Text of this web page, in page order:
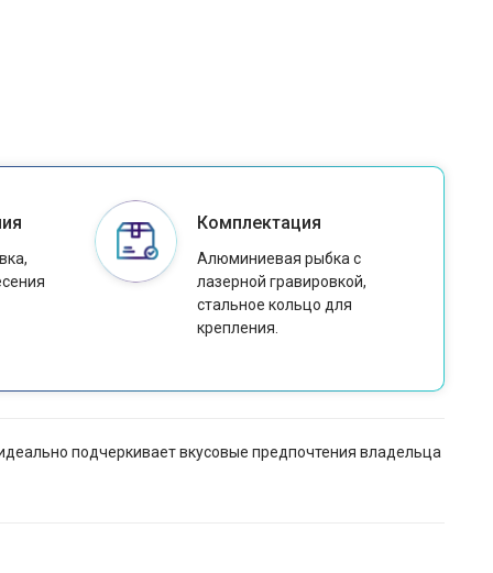
Комплектация
Алюминиевая рыбка с
лазерной гравировкой,
стальное кольцо для
крепления.
подчеркивает вкусовые предпочтения владельца